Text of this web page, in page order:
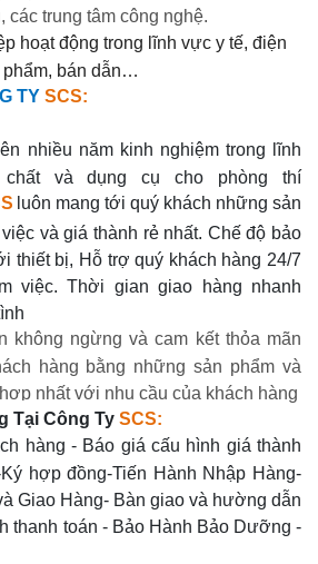
trung tâm công nghệ.
hoạt động trong lĩnh vực y tế, điện
bán dẫn…
TY SCS:
nhiều năm kinh nghiệm trong lĩnh
và dụng cụ cho phòng thí
luôn mang tới quý khách những sản
và giá thành rẻ nhất. Chế độ bảo
thiết bị, Hỗ trợ quý khách hàng 24/7
việc. Thời gian giao hàng nhanh
không ngừng và cam kết thỏa mãn
hàng bằng những sản phẩm và
nhất với nhu cầu của khách hàng
Tại Công Ty SCS:
hàng - Báo giá cấu hình giá thành
hợp đồng-Tiến Hành Nhập Hàng-
Giao Hàng- Bàn giao và hường dẫn
thanh toán - Bảo Hành Bảo Dưỡng -